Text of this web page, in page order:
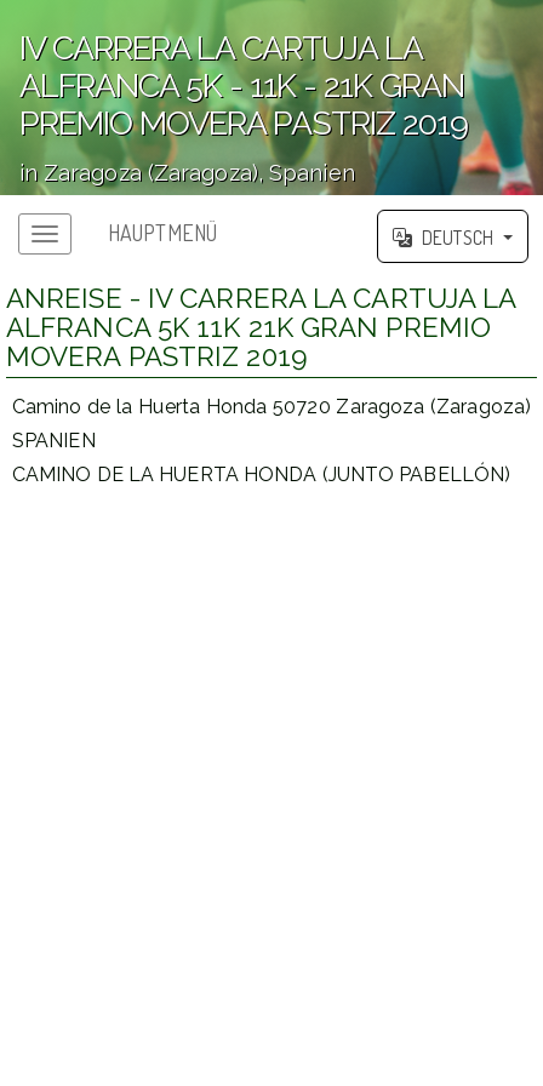
IV CARRERA LA CARTUJA LA
ALFRANCA 5K - 11K - 21K GRAN
PREMIO MOVERA PASTRIZ 2019
in Zaragoza (Zaragoza), Spanien
HauptmenüHAUPTMENÜ DEUTSCH
ANREISE - IV CARRERA LA CARTUJA LA
ALFRANCA 5K 11K 21K GRAN PREMIO
MOVERA PASTRIZ 2019
Camino de la Huerta Honda 50720 Zaragoza (Zaragoza)
SPANIEN
CAMINO DE LA HUERTA HONDA (JUNTO PABELLÓN)